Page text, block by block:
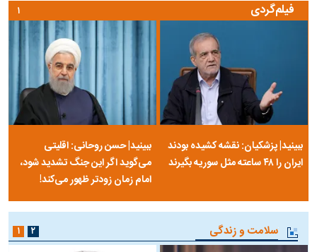
فیلم‌گردی
ببینید| پزشکیان: نقشه کشیده بودند
ایران را ۴۸ ساعته مثل سوریه بگیرند
ببینید| حسن روحانی: اقلیتی
می‌گوید اگر این جنگ تشدید شود،
امام زمان زودتر ظهور می‌کند!
۱
سلامت و زندگی ۱ ۲